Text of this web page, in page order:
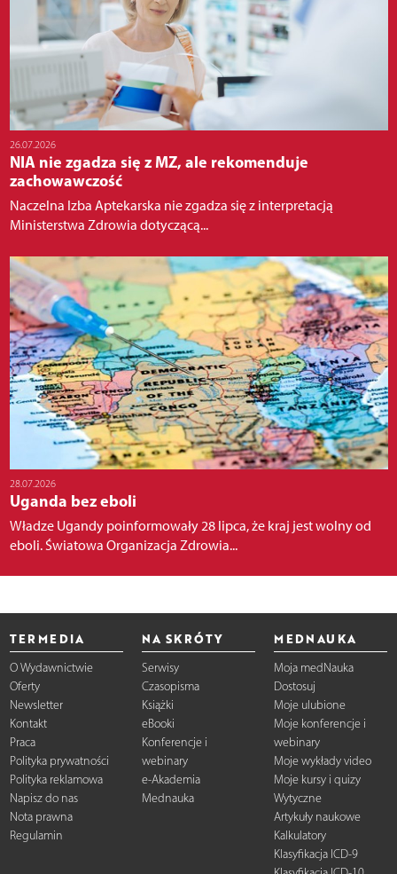
26.07.2026
NIA nie zgadza się z MZ, ale rekomenduje
zachowawczość
Naczelna Izba Aptekarska nie zgadza się z interpretacją
Ministerstwa Zdrowia dotyczącą...
28.07.2026
Uganda bez eboli
Władze Ugandy poinformowały 28 lipca, że kraj jest wolny od
eboli. Światowa Organizacja Zdrowia...
TERMEDIA
O Wydawnictwie
Oferty
Newsletter
Kontakt
Praca
Polityka prywatności
Polityka reklamowa
Napisz do nas
Nota prawna
Regulamin
NA SKRÓTY
Serwisy
Czasopisma
Książki
eBooki
Konferencje i
webinary
e-Akademia
Mednauka
MEDNAUKA
Moja medNauka
Dostosuj
Moje ulubione
Moje konferencje i
webinary
Moje wykłady video
Moje kursy i quizy
Wytyczne
Artykuły naukowe
Kalkulatory
Klasyfikacja ICD-9